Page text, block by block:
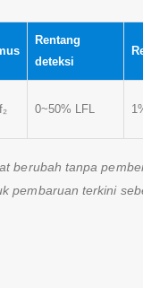
Rentang
deteksi
0~50% LFL
berubah tanpa
pembaruan terkini